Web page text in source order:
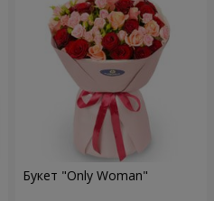
Букет "Only Woman"